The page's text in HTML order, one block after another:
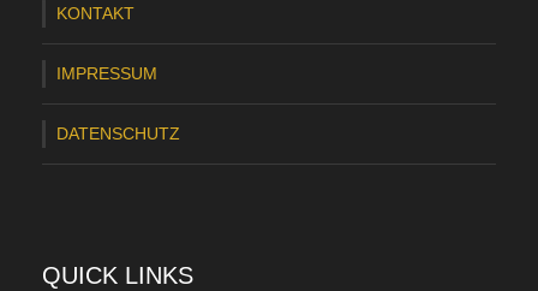
KONTAKT
IMPRESSUM
DATENSCHUTZ
QUICK LINKS